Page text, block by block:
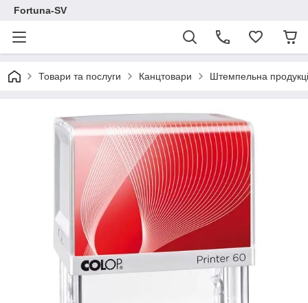
Fortuna-SV
Товари та послуги Канцтовари Штемпельна